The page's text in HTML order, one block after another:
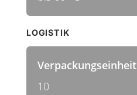
LOGISTIK
Verpackungseinheit
10